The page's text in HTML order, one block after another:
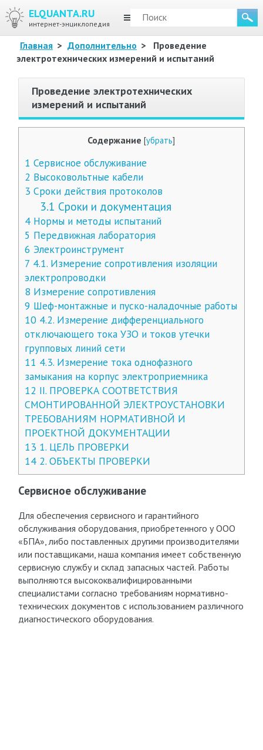
ELQUANTA.RU
интернет-энциклопедия
МЕНЮ
Главная > Дополнительно >
Проведение
электротехнических измерений и испытаний
Проведение электротехнических
измерений и испытаний
Содержание [убрать]
1 Сервисное обслуживание
2 Высоковольтные кабели
3 Сроки действия протоколов
3.1 Сроки и документация
4Нормы и методы испытаний
5 Передвижная лаборатория
6 Электроинструмент
7 4.1. Измерение сопротивления изоляции
электропроводки
8 Измерение сопротивления
9 Шеф-монтажные и пуско-наладочные работы
104.2. Измерение дифференциального
отключающего тока УЗО и токов утечки
групповых линий сети
11 4.3. Измерение тока однофазного
замыкания на корпус электроприемника
12 II. ПРОВЕРКА СООТВЕТСТВИЯ
СМОНТИРОВАННОЙ ЭЛЕКТРОУСТАНОВКИ
ТРЕБОВАНИЯМ НОРМАТИВНОЙ И
ПРОЕКТНОЙ ДОКУМЕНТАЦИИ
13 1. ЦЕЛЬ ПРОВЕРКИ
142. ОБЪЕКТЫ ПРОВЕРКИ
Сервисное обслуживание
Для обеспечения сервисного и гарантийного
обслуживания оборудования, приобретенного у ООО
«БПА», либо поставленных другими производителями
или поставщиками, наша компания имеет собственную
сервисную службу и склад запасных частей. Работы
выполняются высококвалифицированными
специалистами согласно требованиям нормативно-
технических документов с использованием различного
диагностического оборудования.